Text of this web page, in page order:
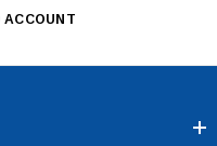
ACCOUNT